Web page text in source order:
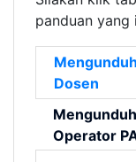
panduan yang
Dosen
Operator